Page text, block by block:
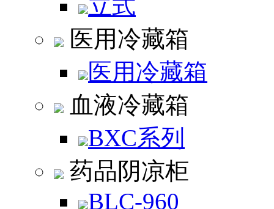
立式
医用冷藏箱
医用冷藏箱
血液冷藏箱
BXC系列
药品阴凉柜
BLC-960